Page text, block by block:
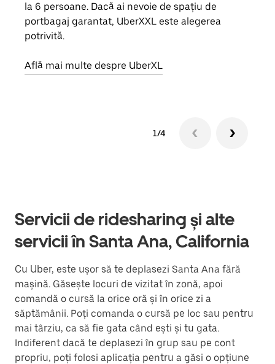
la 6 persoane. Dacă ai nevoie de spațiu de
portbagaj garantat, UberXXL este alegerea
potrivită.
Află mai multe despre UberXL
1/4
Servicii de ridesharing și alte
servicii în Santa Ana, California
Cu Uber, este ușor să te deplasezi Santa Ana fără
mașină. Găsește locuri de vizitat în zonă, apoi
comandă o cursă la orice oră și în orice zi a
săptămânii. Poți comanda o cursă pe loc sau pentru
mai târziu, ca să fie gata când ești și tu gata.
Indiferent dacă te deplasezi în grup sau pe cont
propriu, poți folosi aplicația pentru a găsi o opțiune